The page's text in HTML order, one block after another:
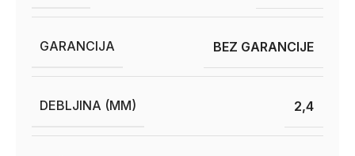
GARANCIJA BEZ GARANCIJE
DEBLJINA (MM) 2,4